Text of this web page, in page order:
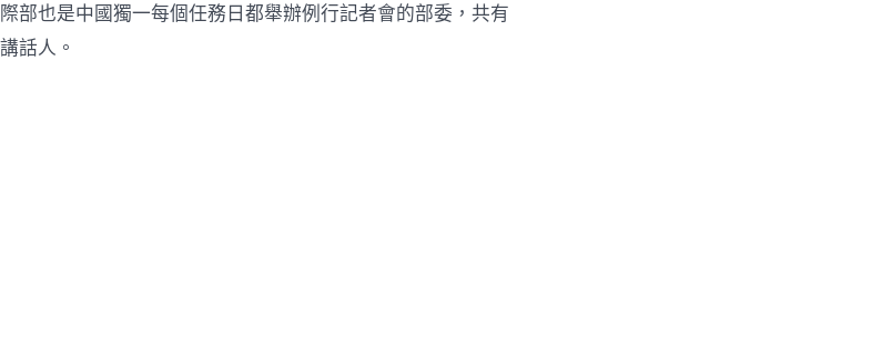
部也是中國獨一每個任務日都舉辦例行記者會的部委，共有
話人。